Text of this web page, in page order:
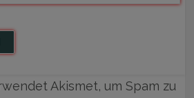
Akismet, um Spam zu